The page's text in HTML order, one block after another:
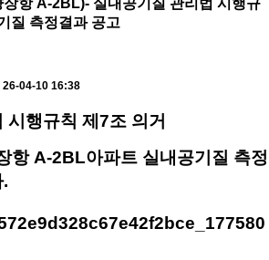
항 A-2BL)- 실내공기질 관리법 시행규
질 측정결과 공고
26-04-10 16:38
시행규칙 제7조 의거
항 A-2BL아파트 실내공기질 측정